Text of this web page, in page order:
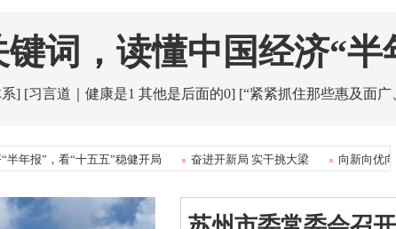
键词，读懂中国经济“半
] [习言道｜健康是1 其他是后面的0] [“紧紧抓住那些惠及面